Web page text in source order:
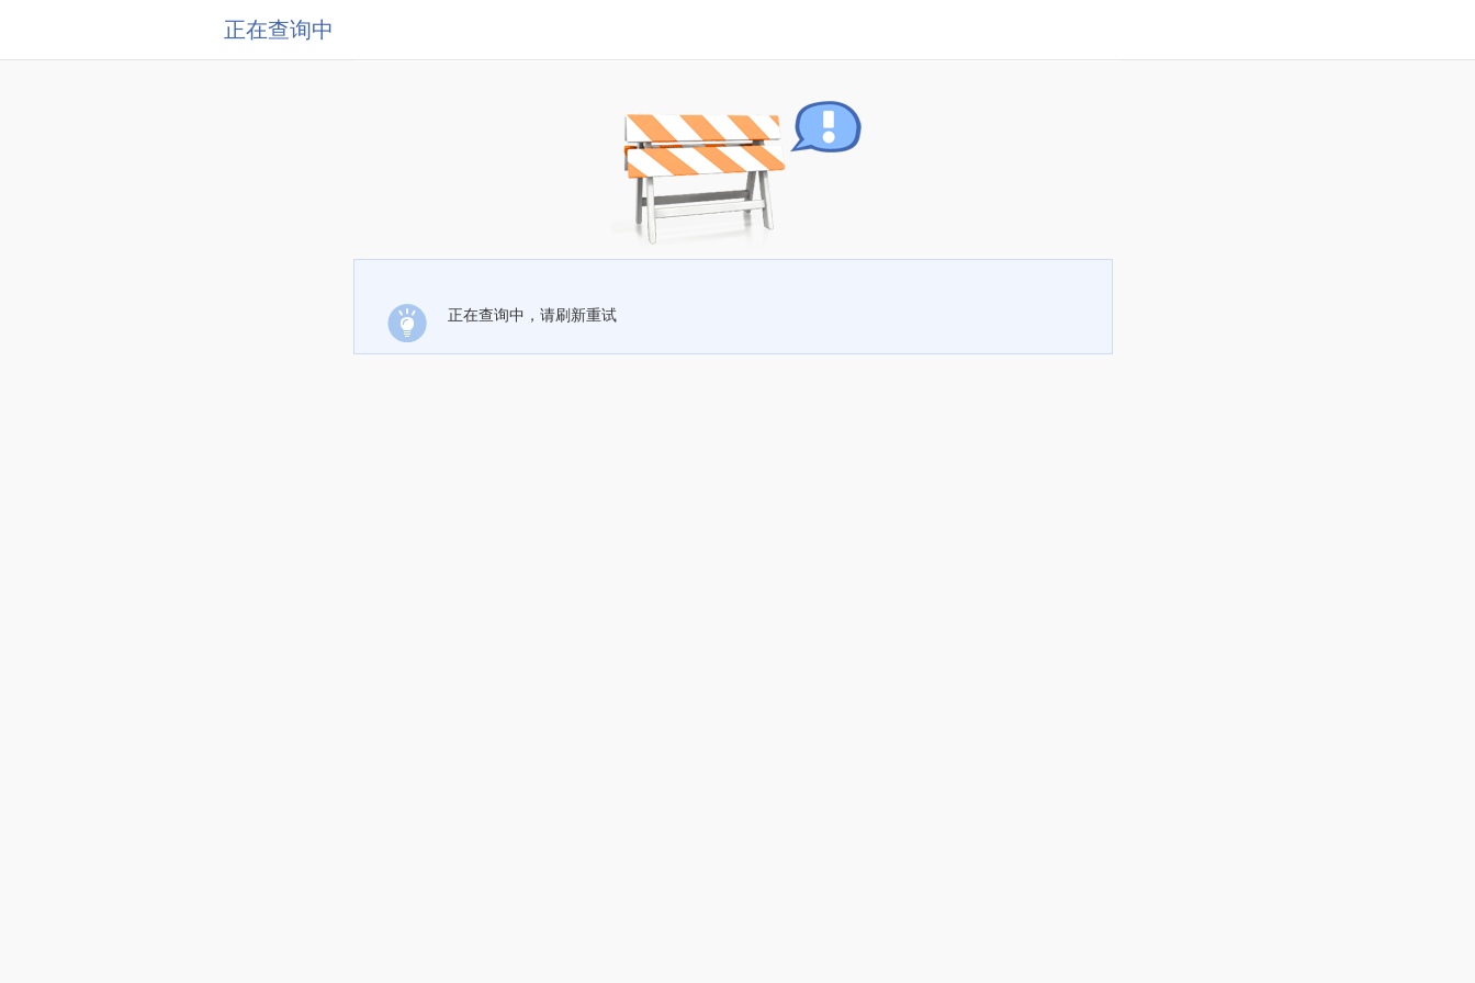
正在查询中
正在查询中，请刷新重试